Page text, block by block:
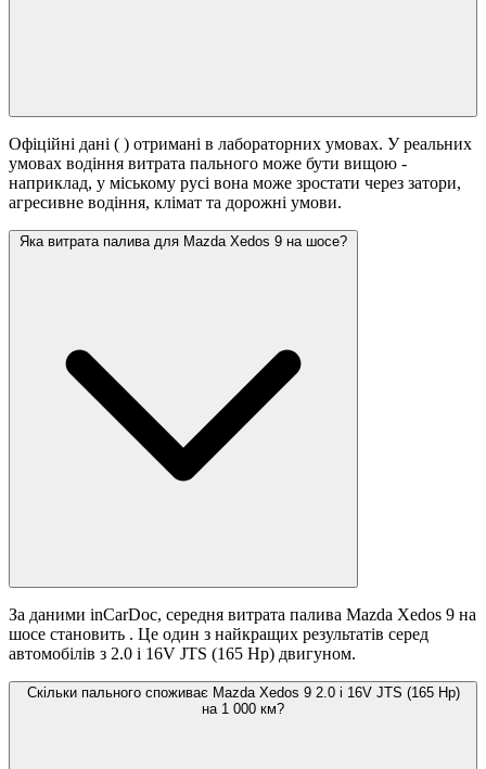
Офіційні дані ( ) отримані в лабораторних умовах. У реальних
умовах водіння витрата пального може бути вищою -
наприклад, у міському русі вона може зростати через затори,
агресивне водіння, клімат та дорожні умови.
Яка витрата палива для Mazda Xedos 9 на шосе?
За даними inCarDoc, середня витрата палива Mazda Xedos 9 на
шосе становить . Це один з найкращих результатів серед
автомобілів з 2.0 i 16V JTS (165 Hp) двигуном.
Скільки пального споживає Mazda Xedos 9 2.0 i 16V JTS (165 Hp)
на 1 000 км?